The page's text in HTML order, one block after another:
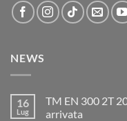
NEWS
16
Lug
TM EN 300 2T
arrivata